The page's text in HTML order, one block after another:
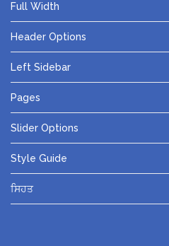
Full Width
Header Options
Left Sidebar
Pages
Slider Options
Style Guide
ਸਿਹਤ